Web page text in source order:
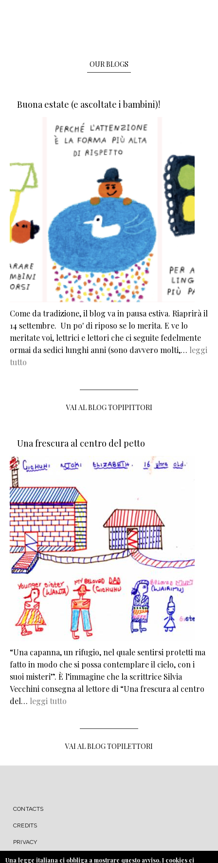
OUR BLOGS
Buona estate (e ascoltate i bambini)!
Come da tradizione, il blog va in pausa estiva. Riaprirà il
14 settembre. Un po' di riposo se lo merita. E ve lo
meritate voi, lettrici e lettori che ci seguite fedelmente
ormai da sedici lunghi anni (sono davvero molti,… leggi
tutto
VAI AL BLOG TOPIPITTORI
Una frescura al centro del petto
“Una capanna, un rifugio, nel quale sentirsi protetti ma
fatto in modo che si possa contemplare il cielo, con i
suoi misteri”. È l’immagine che la scrittrice Silvia
Vecchini consegna al lettore di “Una frescura al centro
del… leggi tutto
VAI AL BLOG TOPILETTORI
MENU FOOTER
CONTACTS
CREDITS
PRIVACY
COOKIE
Una legge italiana ci obbliga a mostrare questo avviso. I cookies ci